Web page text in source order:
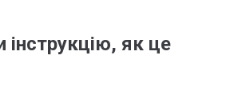
інструкцію, як це